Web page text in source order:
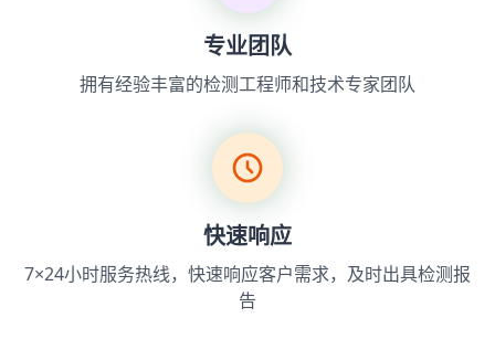
专业团队
拥有经验丰富的检测工程师和技术专家团队
快速响应
7×24小时服务热线，快速响应客户需求，及时出具检测报
告